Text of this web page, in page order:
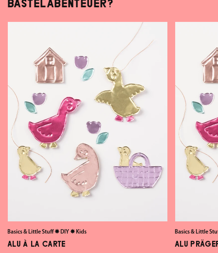
BASTELABENTEUER?
Basics & Little Stuff✸ DIY✸ Kids
ALU À LA CARTE
Basics & Little
ALU